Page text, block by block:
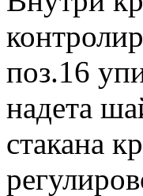
поз.16
надета
стакана